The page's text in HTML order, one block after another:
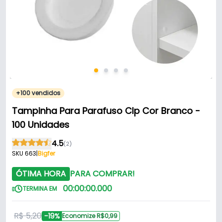
+100 vendidos
Tampinha Para Parafuso Clp Cor Branco -
100 Unidades
4.5(2)
SKU 663|Bigfer
ÓTIMA HORA PARA COMPRAR!
TERMINA EM 00:00:00.000
R$ 5,20 -19% Economize R$0,99